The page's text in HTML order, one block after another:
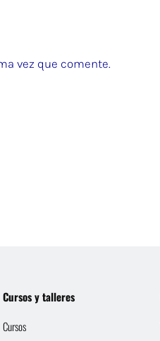
vez que comente.
Cursos y talleres
Cursos